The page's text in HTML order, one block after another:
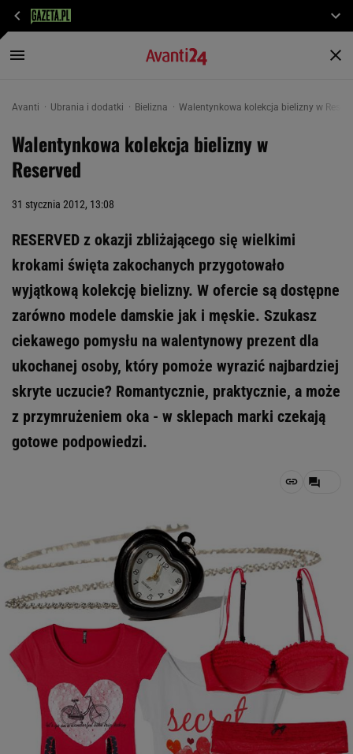
Avanti Ubrania i dodatki Bielizna Walentynkowa kolekcja bielizny w
Walentynkowa kolekcja bielizny w
Reserved
31 stycznia 2012, 13:08
RESERVED z okazji zbliżającego się wielkimi
krokami święta zakochanych przygotowało
wyjątkową kolekcję bielizny. W ofercie są dostępne
zarówno modele damskie jak i męskie. Szukasz
ciekawego pomysłu na walentynowy prezent dla
ukochanej osoby, który pomoże wyrazić najbardziej
skryte uczucie? Romantycznie, praktycznie, a może
z przymrużeniem oka - w sklepach marki czekają
gotowe podpowiedzi.